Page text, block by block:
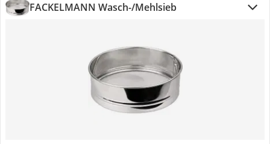
FACKELMANN Wasch-/Mehlsieb